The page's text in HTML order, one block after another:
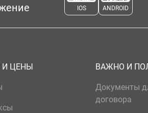
IOS ANDROID
И ЦЕНЫ ВАЖНО И
Документы
договора